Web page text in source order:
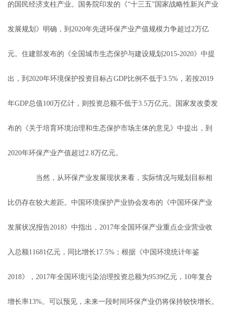
的国民经济支柱产业。国务院印发的《“十三五”国家战略性新兴产业
发展规划》明确，到2020年先进环保产业产值规模力争超过2万亿
元。住建部发布的《全国城市生态保护与建设规划2015-2020》中提
出，到2020年环境保护投资目标占GDP比例不低于3.5%，若按2019
年GDP总值100万亿计，则投资总额不低于3.5万亿元。国家发改委发
布的《关于培育环境治理和生态保护市场主体的意见》中提出，到
2020年环保产业产值超过2.8万亿元。
当然，从环保产业发展现状来看，实际情况与规划目标相
比仍存在较大差距。中国环境保护产业协会发布的《中国环保产业
发展状况报告2018》中指出，2017年全国环保产业重点企业营业收
入总额11681亿元，同比增长17.5%；根据《中国环境统计年鉴
2018》，2017年全国环境污染治理投资总额为9539亿元，10年复合
增长率13%。可以预见，未来一段时间环保产业仍将保持较快增长。